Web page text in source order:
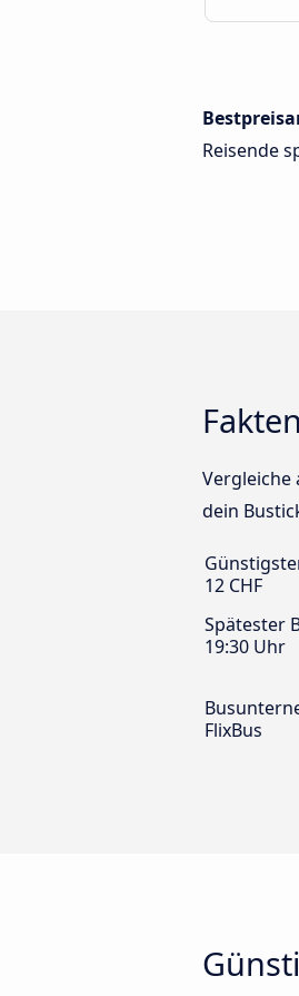
Reisende
Vergleiche
dein
12 CHF
Spätester
19:30 Uhr
FlixBus